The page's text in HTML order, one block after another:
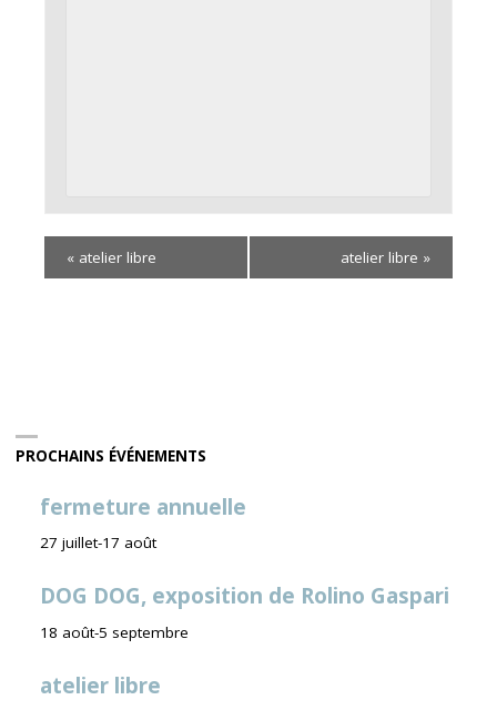
« atelier libre atelier libre »
PROCHAINS ÉVÉNEMENTS
fermeture annuelle
27 juillet-17 août
DOG DOG, exposition de Rolino Gaspari
18 août-5 septembre
atelier libre